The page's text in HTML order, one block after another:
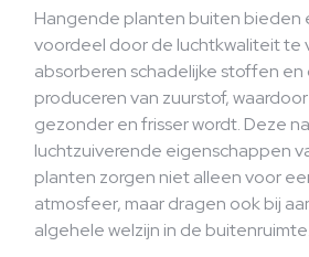
Hangende planten buiten bieden
voordeel door de luchtkwaliteit te
absorberen schadelijke stoffen
produceren van zuurstof,
gezonder en frisser wordt. Deze
luchtzuiverende eigenschappen
planten zorgen niet alleen voor
atmosfeer, maar dragen ook bij
algehele welzijn in de buitenruimte.